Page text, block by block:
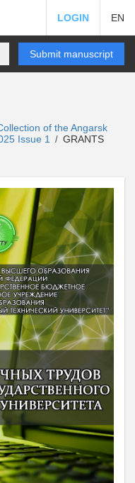
LOGIN EN
Submit manuscript
of the Angarsk
Issue 1 / GRANTS